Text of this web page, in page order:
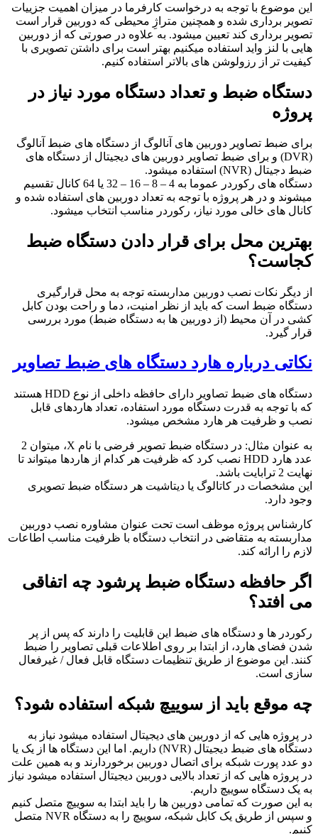
این موضوع با توجه به درخواست کارفرما در میزان اهمیت جزییات
تصویر برداری شده و همچنین متراژِ محیطی که دوربین قرار است
تصویر برداری کند تعیین میشود. به علاوه در صورتی که از دوربین
هایی با لنز واید استفاده میکنیم بهتر است برای داشتن تصویری با
کیفیت تر از رزولوشن های بالاتر استفاده کنیم.
دستگاه ضبط و تعداد دستگاه مورد نیاز در
پروژه
برای ضبط تصاویر دوربین های آنالوگ از دستگاه های ضبط آنالوگ
(DVR) و برای ضبط تصاویر دوربین های دیجیتال از دستگاه های
ضبط دجیتال (NVR) استفاده میشود.
دستگاه های رکوردر عموما به 4 – 8 – 16 – 32 یا 64 کانال تقسیم
میشوند و در هر پروژه با توجه به تعداد دوربین های استفاده شده و
کانال های خالی مورد نیاز، رکوردر مناسب انتخاب میشود.
بهترین محل برای قرار دادن دستگاه ضبط
کجاست؟
از دیگر نکات نصب دوربین مداربسته توجه به محل قرارگیری
دستگاه ضبط است که باید از نظر امنیت، دما و راحت بودن کابل
کشی در آن محیط (از دوربین ها به دستگاه ضبط) مورد بررسی
قرار گیرد.
نکاتی درباره هارد دستگاه های ضبط تصاویر
دستگاه های ضبط تصاویر دارای حافظه داخلی از نوع HDD هستند
که با توجه به قدرت دستگاه مورد استفاده، تعداد هاردهای قابل
نصب و ظرفیت هر هارد مشخص میشود.
به عنوان مثال: در دستگاه ضبط تصویر فرضی با نام X، میتوان 2
عدد هارد HDD نصب کرد که ظرفیت هر کدام از هاردها میتواند تا
نهایت 2 ترابایت باشد.
این مشخصات در کاتالوگ یا دیتاشیت هر دستگاه ضبط تصویری
وجود دارد.
کارشناس پروژه موظف است تحت عنوان مشاوره نصب دوربین
مداربسته به متقاضی در انتخاب دستگاه با ظرفیت مناسب اطاعات
لازم را ارائه کند.
اگر حافظه دستگاه ضبط پرشود چه اتفاقی
می افتد؟
رکوردر ها و دستگاه های ضبط این قابلیت را دارند که پس از پر
شدن فضای هارد، از ابتدا بر روی اطلاعات قبلی تصاویر را ضبط
کنند. این موضوع از طریق تنظیمات دستگاه قابل فعال / غیرفعال
سازی است.
چه موقع باید از سوییچ شبکه استفاده شود؟
در پروژه هایی که از دوربین های دیجیتال استفاده میشود نیاز به
دستگاه های ضبط دیجیتال (NVR) داریم. اما این دستگاه ها از یک یا
دو عدد پورت شبکه برای اتصال دوربین برخوردارند و به همین علت
در پروژه هایی که از تعداد بالایی دوربین دیجیتال استفاده میشود نیاز
به یک دستگاه سوییچ داریم.
به این صورت که تمامی دوربین ها را باید ابتدا به سوییچ متصل کنیم
و سپس از طریق یک کابل شبکه، سوییچ را به دستگاه NVR متصل
کنیم.